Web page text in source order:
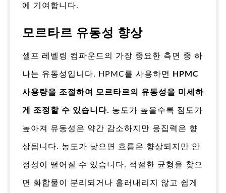
에 기여합니다.
모르타르 유동성 향상
셀프 레벨링 컴파운드의 가장 중요한 측면 중 하
나는 유동성입니다. HPMC를 사용하면 HPMC
사용량을 조절하여 모르타르의 유동성을 미세하
게 조정할 수 있습니다. 농도가 높을수록 점도가
높아져 유동성은 약간 감소하지만 응집력은 향
상됩니다. 농도가 낮으면 흐름은 향상되지만 안
정성이 떨어질 수 있습니다. 적절한 균형을 찾으
면 화합물이 분리되거나 흘러내리지 않고 쉽게